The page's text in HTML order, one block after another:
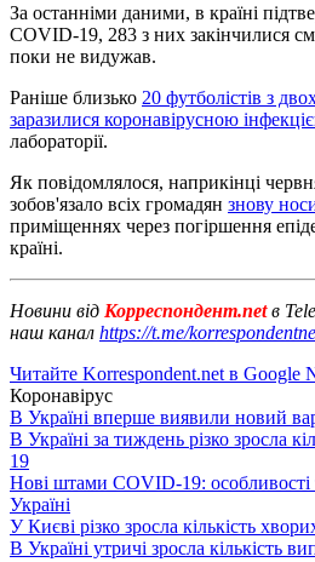
За останніми даними, в країні
COVID-19, 283 з них закінчилися
поки не видужав.
Раніше близько 20 футболістів з
заразилися коронавірусною
лабораторії.
Як повідомлялося, наприкінці
зобов'язало всіх громадян знову
приміщеннях через погіршення
країні.
Новини від Корреспондент.netв
наш канал https://t.me/
Читайте Korrespondent.net в Google
Коронавірус
В Україні вперше виявили новий
В Україні за тиждень різко зросла
19
Нові штами COVID-19: особливості
Україні
У Києві різко зросла кількість
В Україні утричі зросла кількість